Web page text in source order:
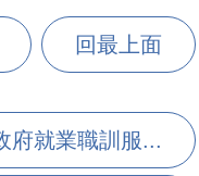
回最上面
府就業職訓服...